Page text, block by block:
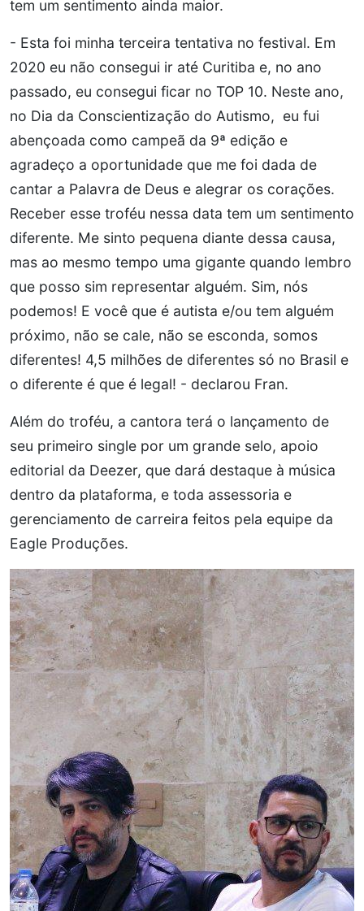
tem um sentimento ainda maior.
- Esta foi minha terceira tentativa no festival. Em
2020 eu não consegui ir até Curitiba e, no ano
passado, eu consegui ficar no TOP 10. Neste ano,
no Dia da Conscientização do Autismo, eu fui
abençoada como campeã da 9ª edição e
agradeço a oportunidade que me foi dada de
cantar a Palavra de Deus e alegrar os corações.
Receber esse troféu nessa data tem um sentimento
diferente. Me sinto pequena diante dessa causa,
mas ao mesmo tempo uma gigante quando lembro
que posso sim representar alguém. Sim, nós
podemos! E você que é autista e/ou tem alguém
próximo, não se cale, não se esconda, somos
diferentes! 4,5 milhões de diferentes só no Brasil e
o diferente é que é legal! - declarou Fran.
Além do troféu, a cantora terá o lançamento de
seu primeiro single por um grande selo, apoio
editorial da Deezer, que dará destaque à música
dentro da plataforma, e toda assessoria e
gerenciamento de carreira feitos pela equipe da
Eagle Produções.